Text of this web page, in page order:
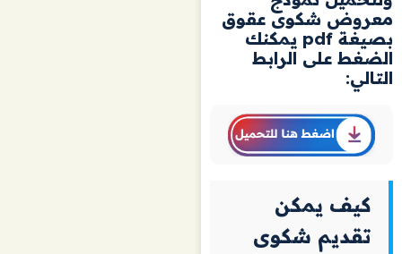
معروض شكوى عقوق
بصيغة pdf يمكنك
الضغط على الرابط
التالي:
كيف يمكن
تقديم شكوى